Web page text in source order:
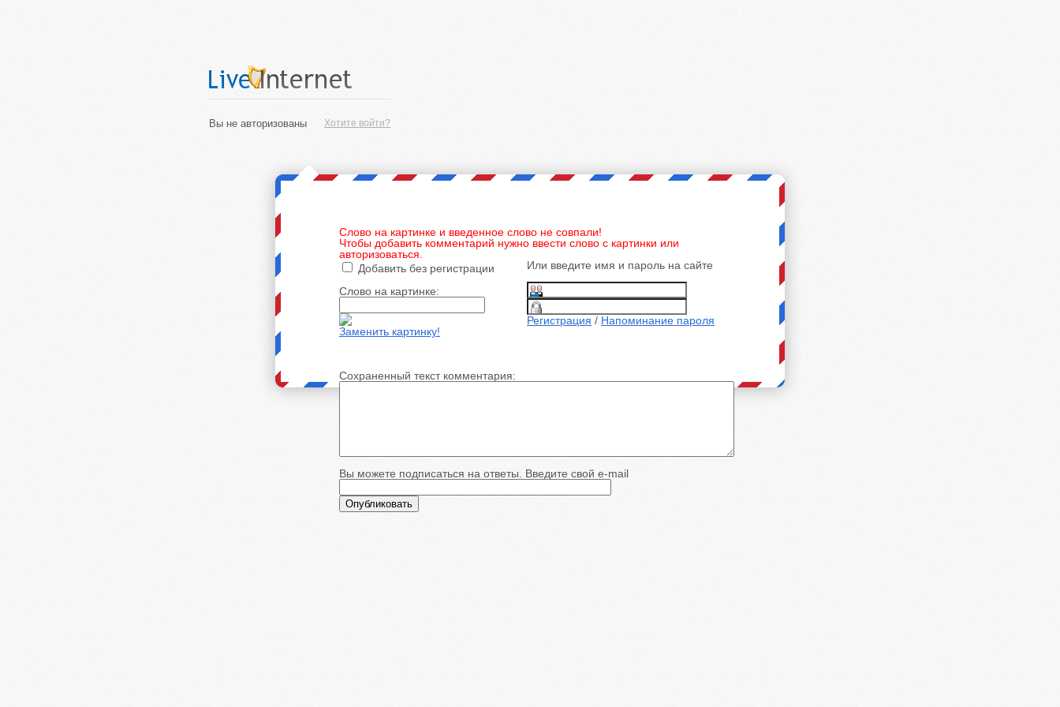
Хотите войти?
Вы не авторизованы
Слово на картинке и введенное слово не совпали!
Чтобы добавить комментарий нужно ввести слово с картинки или
авторизоваться.
Добавить без регистрации
Слово на картинке:
Заменить картинку!
Или введите имя и пароль на сайте
Регистрация / Напоминание пароля
Сохраненный текст комментария:
Вы можете подписаться на ответы. Введите свой e-mail